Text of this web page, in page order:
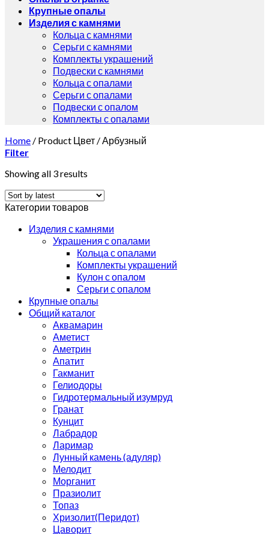
Крупные опалы
Изделия с камнями
Кольца с камнями
Серьги с камнями
Комплекты украшений
Подвески с камнями
Кольца с опалами
Серьги с опалами
Подвески с опалом
Комплекты с опалами
Home / Product Цвет /Арбузный
Filter
Showing all 3 results
Категории товаров
Изделия с камнями
Украшения с опалами
Кольца с опалами
Комплекты украшений
Кулон с опалом
Серьги с опалом
Крупные опалы
Общий каталог
Аквамарин
Аметист
Аметрин
Апатит
Гакманит
Гелиодоры
Гидротермальный изумруд
Гранат
Кунцит
Лабрадор
Ларимар
Лунный камень (адуляр)
Мелодит
Морганит
Празиолит
Топаз
Хризолит(Перидот)
Цаворит